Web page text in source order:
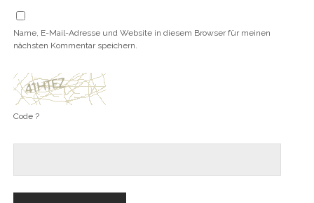
Name, E-Mail-Adresse und Website in diesem Browser für meinen
nächsten Kommentar speichern.
Code ?